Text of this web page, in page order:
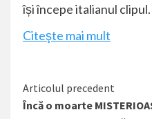
își începe italianul
Citeşte mai mult
Citește
mai
Articolul precedent
Încă o moarte